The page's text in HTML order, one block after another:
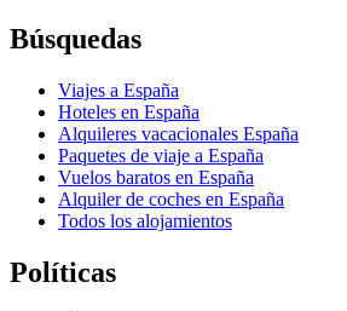
Búsquedas
Viajes a España
Hoteles en España
Alquileres vacacionales España
Paquetes de viaje a España
Vuelos baratos en España
Alquiler de coches en España
Todos los alojamientos
Políticas